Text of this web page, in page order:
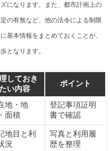
になります。また、都市計画上の
の有無など、他の法令による制限
基本情報をまとめておくことが、
となります。
しておき
たい内容
ポイント
地・地
面積
登記事項証明
書で確認
地目と利
況
写真と利用履
歴を整理